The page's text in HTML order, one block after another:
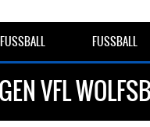
FUSSBALL
VFL